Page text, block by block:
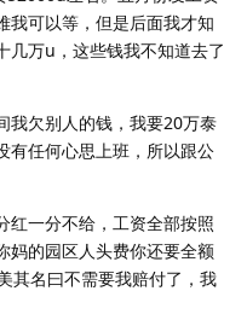
我可以等，但是后面我才知
几万u，这些钱我不知道去了
我欠别人的钱，我要20万泰
有任何心思上班，所以跟公
红一分不给，工资全部按照
妈的园区人头费你还要全额
其名曰不需要我赔付了，我